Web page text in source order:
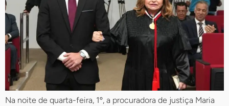
Na noite de quarta-feira, 1º, a procuradora de justiça Maria